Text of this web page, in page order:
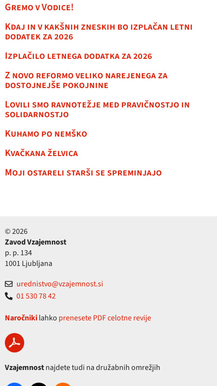
Gremo v Vodice!
Kdaj in v kakšnih zneskih bo izplačan letni
dodatek za 2026
Izplačilo letnega dodatka za 2026
Z novo reformo veliko narejenega za
dostojnejše pokojnine
Lovili smo ravnotežje med pravičnostjo in
solidarnostjo
Kuhamo po nemško
Kvačkana želvica
Moji ostareli starši se spreminjajo
© 2026
Zavod Vzajemnost
p. p. 134
1001 Ljubljana
urednistvo@vzajemnost.si
01 530 78 42
Naročnikilahko prenesete PDF celotne revije
Vzajemnostnajdete tudi na družabnih omrežjih